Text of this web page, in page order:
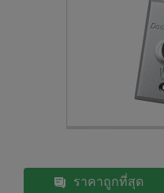
ราคาถูกที่สุด